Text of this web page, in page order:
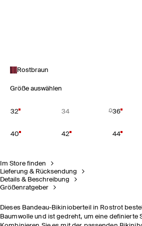
Rostbraun
Größe auswählen
32 34 36
40 42 44
Im Store finden
Lieferung & Rücksendung
Details & Beschreibung
Größenratgeber
Dieses Bandeau-Bikinioberteil in Rostrot
Baumwolle und ist gedreht, um eine definierte